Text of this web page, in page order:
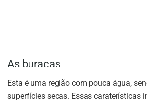
As buracas
Esta é uma região com pouca água,
superfícies secas. Essas caraterísticas